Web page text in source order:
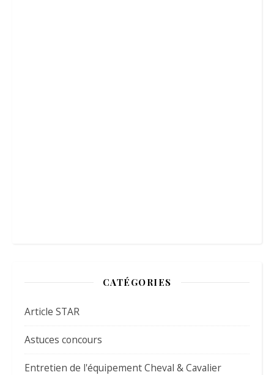
CATÉGORIES
Article STAR
Astuces concours
Entretien de l'équipement Cheval & Cavalier